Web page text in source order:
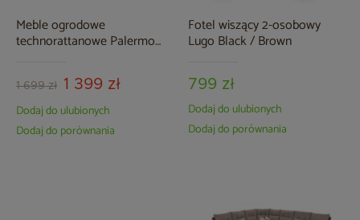
Meble ogrodowe
technorattanowe Palermo
1 699 zł 1 399 zł
Dodaj do ulubionych
Dodaj do porównania
Fotel wiszący 2-osobowy
Lugo Black / Brown
799 zł
Dodaj do ulubionych
Dodaj do porównania